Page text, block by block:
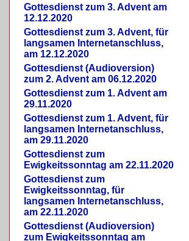
Gottesdienst zum 3. Advent am
12.12.2020
Gottesdienst zum 3. Advent, für
langsamen Internetanschluss,
am 12.12.2020
Gottesdienst (Audioversion)
zum 2. Advent am 06.12.2020
Gottesdienst zum 1. Advent am
29.11.2020
Gottesdienst zum 1. Advent, für
langsamen Internetanschluss,
am 29.11.2020
Gottesdienst zum
Ewigkeitssonntag am 22.11.2020
Gottesdienst zum
Ewigkeitssonntag, für
langsamen Internetanschluss,
am 22.11.2020
Gottesdienst (Audioversion)
zum Ewigkeitssonntag am